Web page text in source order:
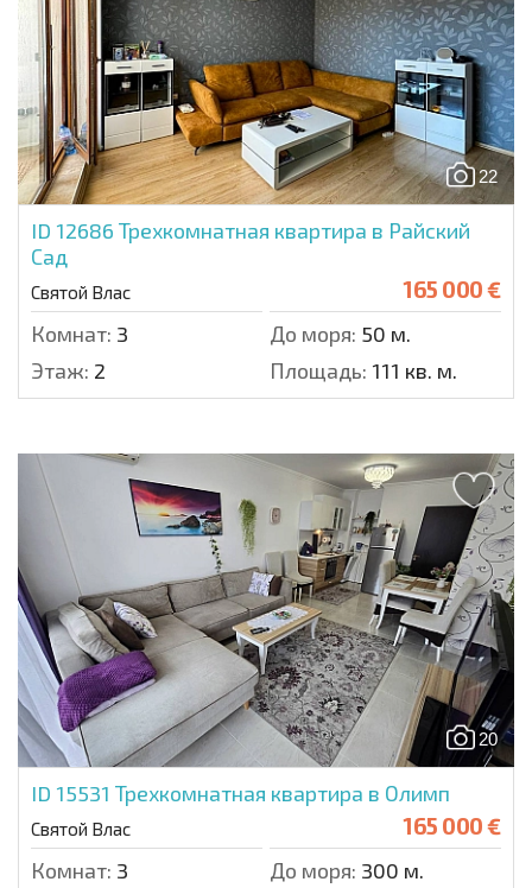
22
ID 12686 Трехкомнатная квартира в Райский
Сад
Святой Влас 165 000 €
Комнат: 3 До моря: 50 м.
Этаж: 2 Площадь: 111 кв. м.
20
ID 15531 Трехкомнатная квартира в Олимп
Святой Влас 165 000 €
Комнат: 3 До моря: 300 м.